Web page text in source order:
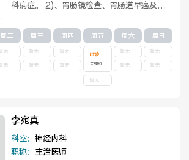
科病症。 2)、胃肠镜检查、胃肠道早癌及癌
癌、...查看详情
周二
暂无
暂无
周三
暂无
暂无
周四
暂无
暂无
周五
出诊
去预约
暂无
周六
暂无
暂无
周日
暂无
暂无
李宛真
科室： 神经内科
职称： 主治医师